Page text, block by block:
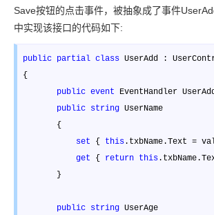
Save按钮的点击事件，被抽象成了事件
中实现该接口的代码如下:
public partial class UserAdd :
{
public event EventHandler
public string UserName
       {
set { this.txbName.Text =
get { return this
       }
public string UserAge